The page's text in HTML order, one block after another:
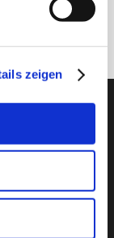
zeigen